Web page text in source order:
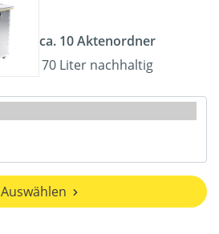
ca. 10 Aktenordner
70 Liter nachhaltig
Auswählen